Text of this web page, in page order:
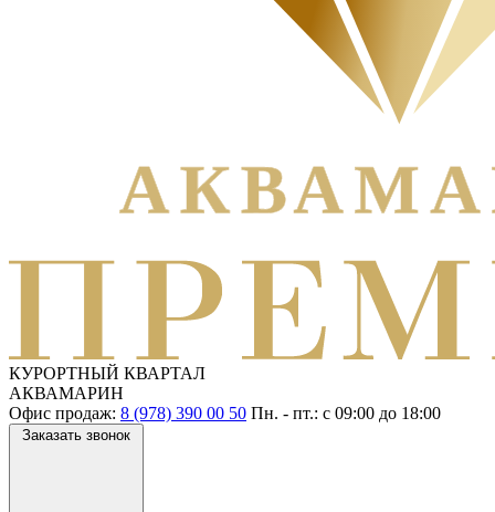
КУРОРТНЫЙ КВАРТАЛ
АКВАМАРИН
Офис продаж: 8 (978) 390 00 50 Пн. - пт.: с 09:00 до 18:00
Заказать звонок